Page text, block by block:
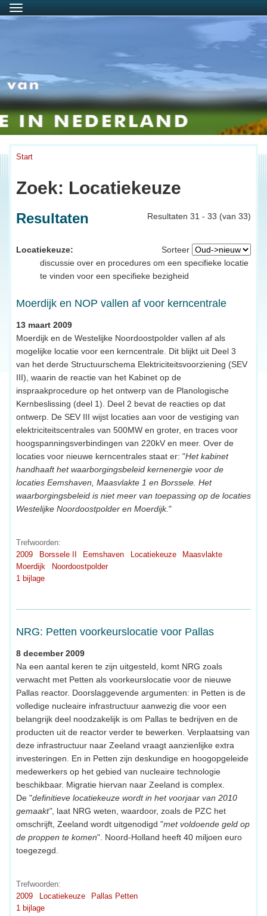
Menu
Start
Zoek: Locatiekeuze
Resultaten 31 - 33 (van 33)
Resultaten
Sorteer
Locatiekeuze:
discussie over en procedures om een specifieke locatie
te vinden voor een specifieke bezigheid
Moerdijk en NOP vallen af voor kerncentrale
13 maart 2009
Moerdijk en de Westelijke Noordoostpolder vallen af als
mogelijke locatie voor een kerncentrale. Dit blijkt uit Deel 3
van het derde Structuurschema Elektriciteitsvoorziening (SEV
III), waarin de reactie van het Kabinet op de
inspraakprocedure op het ontwerp van de Planologische
Kernbeslissing (deel 1). Deel 2 bevat de reacties op dat
ontwerp. De SEV III wijst locaties aan voor de vestiging van
elektriciteitscentrales van 500MW en groter, en traces voor
hoogspanningsverbindingen van 220kV en meer. Over de
locaties voor nieuwe kerncentrales staat er: "Het kabinet
handhaaft het waarborgingsbeleid kernenergie voor de
locaties Eemshaven, Maasvlakte 1 en Borssele. Het
waarborgingsbeleid is niet meer van toepassing op de locaties
Westelijke Noordoostpolder en Moerdijk."
Trefwoorden:
2009
Borssele II Eemshaven Locatiekeuze
Maasvlakte
Moerdijk
Noordoostpolder
1 bijlage
NRG: Petten voorkeurslocatie voor Pallas
8 december 2009
Na een aantal keren te zijn uitgesteld, komt NRG zoals
verwacht met Petten als voorkeurslocatie voor de nieuwe
Pallas reactor. Doorslaggevende argumenten: in Petten is de
volledige nucleaire infrastructuur aanwezig die voor een
belangrijk deel noodzakelijk is om Pallas te bedrijven en de
producten uit de reactor verder te bewerken. Verplaatsing van
deze infrastructuur naar Zeeland vraagt aanzienlijke extra
investeringen. En in Petten zijn deskundige en hoogopgeleide
medewerkers op het gebied van nucleaire technologie
beschikbaar. Migratie hiervan naar Zeeland is complex.
De "definitieve locatiekeuze wordt in het voorjaar van 2010
gemaakt", laat NRG weten, waardoor, zoals de PZC het
omschrijft, Zeeland wordt uitgenodigd "met voldoende geld op
de proppen te komen". Noord-Holland heeft 40 miljoen euro
toegezegd.
Trefwoorden:
2009
Locatiekeuze
Pallas Petten
1 bijlage